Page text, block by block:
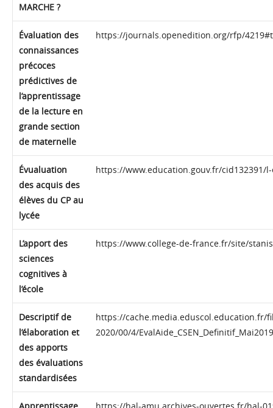
MARCHE ?
Évaluation des
connaissances
précoces
prédictives de
l’apprentissage
de la lecture en
grande section
de maternelle
https://journals.openedition.org/rfp/
Évualuation
des acquis des
élèves du CP au
lycée
https://www.education.gouv.fr/cid132391/
L’apport des
sciences
cognitives à
l’école
https://www.college-de-france.fr/site/
Descriptif de
l’élaboration et
des apports
des évaluations
standardisées
https://cache.media.eduscol.education.fr/
2020/00/4/